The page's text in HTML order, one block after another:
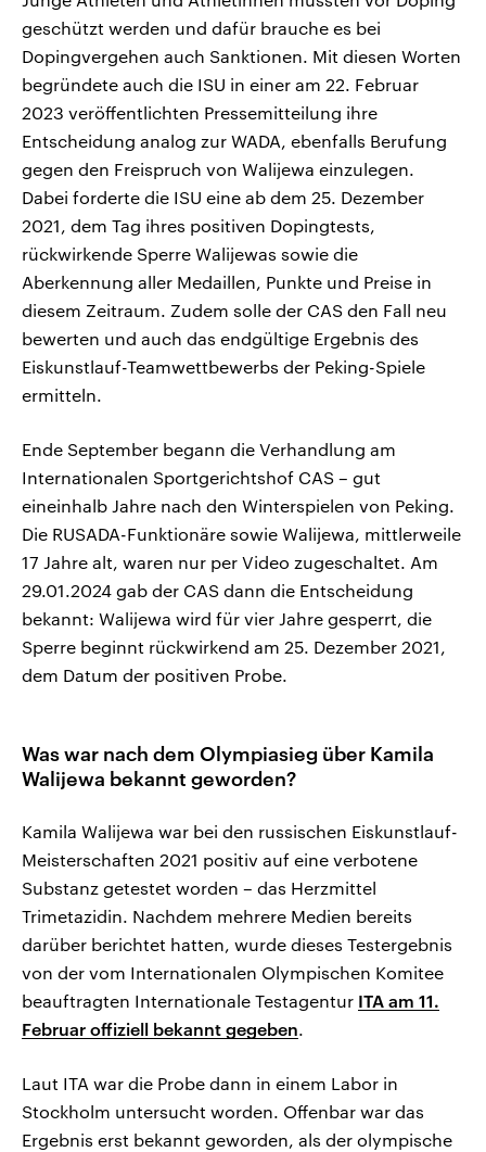
geschützt werden und dafür brauche es bei
Dopingvergehen auch Sanktionen. Mit diesen Worten
begründete auch die ISU in einer am 22. Februar
2023 veröffentlichten Pressemitteilung ihre
Entscheidung analog zur WADA, ebenfalls Berufung
gegen den Freispruch von Walijewa einzulegen.
Dabei forderte die ISU eine ab dem 25. Dezember
2021, dem Tag ihres positiven Dopingtests,
rückwirkende Sperre Walijewas sowie die
Aberkennung aller Medaillen, Punkte und Preise in
diesem Zeitraum. Zudem solle der CAS den Fall neu
bewerten und auch das endgültige Ergebnis des
Eiskunstlauf-Teamwettbewerbs der Peking-Spiele
ermitteln.
Ende September begann die Verhandlung am
Internationalen Sportgerichtshof CAS – gut
eineinhalb Jahre nach den Winterspielen von Peking.
Die RUSADA-Funktionäre sowie Walijewa, mittlerweile
17 Jahre alt, waren nur per Video zugeschaltet. Am
29.01.2024 gab der CAS dann die Entscheidung
bekannt: Walijewa wird für vier Jahre gesperrt, die
Sperre beginnt rückwirkend am 25. Dezember 2021,
dem Datum der positiven Probe.
Was war nach dem Olympiasieg über Kamila
Walijewa bekannt geworden?
Kamila Walijewa war bei den russischen Eiskunstlauf-
Meisterschaften 2021 positiv auf eine verbotene
Substanz getestet worden – das Herzmittel
Trimetazidin. Nachdem mehrere Medien bereits
darüber berichtet hatten, wurde dieses Testergebnis
von der vom Internationalen Olympischen Komitee
beauftragten Internationale Testagentur ITA am 11.
Februar offiziell bekannt gegeben.
Laut ITA war die Probe dann in einem Labor in
Stockholm untersucht worden. Offenbar war das
Ergebnis erst bekannt geworden, als der olympische